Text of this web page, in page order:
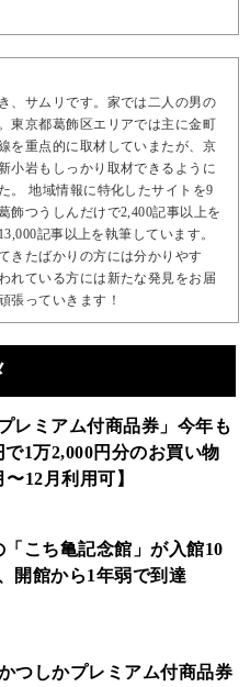
、サムリです。家では二人の男の
東京都葛飾区エリアでは主に金町
を重点的に取材していまたが、京
小岩もしっかり取材できるように
。 地域情報に特化したサイトを9
飾つうしんだけで2,400記事以上を
記事以上を執筆しています。
きたばかりの方には分かりやす
れている方には新たな発見をお届
張っていきます！
レミアム付商品券」今年も
で1万2,000円分のお買い物
〜12月利用可】
「こち亀記念館」が入館10
開館から1年弱で到達
つしかプレミアム付商品券